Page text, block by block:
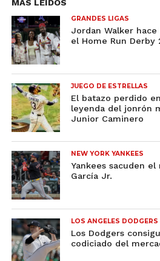
MÁS LEIDOS
GRANDES LIGAS
Jordan Walker
el Home Run Derby
JUEGO DE ESTRELLAS
El batazo perdido
leyenda del jonrón
Junior Caminero
NEW YORK YANKEES
Yankees sacuden
García Jr.
LOS ANGELES DODGERS
Los Dodgers
codiciado del